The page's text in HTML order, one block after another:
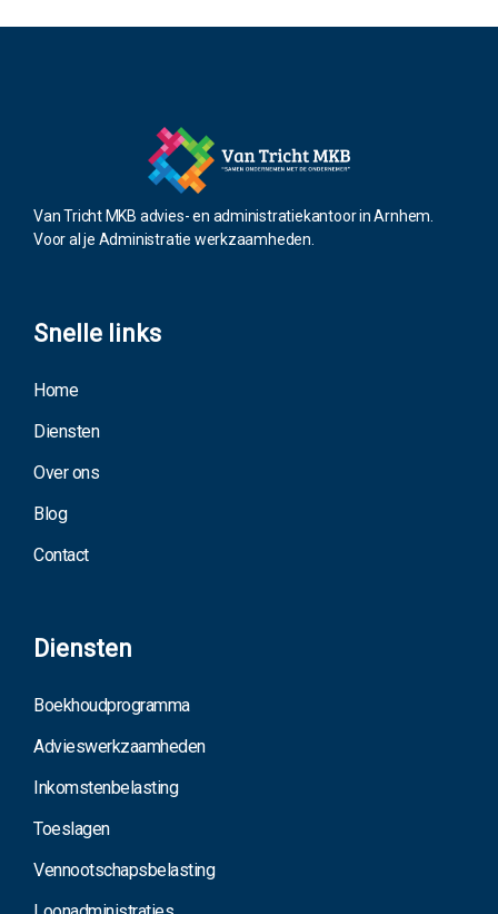
Van Tricht MKB advies- en administratiekantoor in Arnhem.
Voor al je Administratie werkzaamheden.
Snelle links
Home
Diensten
Over ons
Blog
Contact
Diensten
Boekhoudprogramma
Advieswerkzaamheden
Inkomstenbelasting
Toeslagen
Vennootschapsbelasting